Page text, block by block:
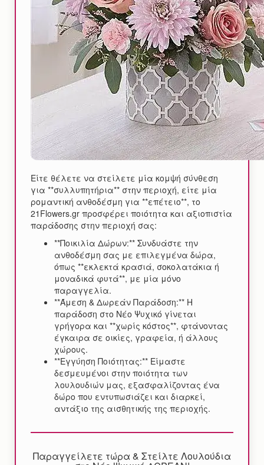
Είτε θέλετε να στείλετε μία κομψή σύνθεση
για **συλλυπητήρια** στην περιοχή, είτε μία
ρομαντική ανθοδέσμη για **επέτειο**, το
21Flowers.gr προσφέρει ποιότητα και αξιοπιστία
παράδοσης στην περιοχή σας:
**Ποικιλία Δώρων:** Συνδυάστε την
ανθοδέσμη σας με επιλεγμένα δώρα,
όπως **εκλεκτά κρασιά, σοκολατάκια ή
μοναδικά φυτά**, με μία μόνο
παραγγελία.
**Άμεση & Δωρεάν Παράδοση:** Η
παράδοση στο Νέο Ψυχικό γίνεται
γρήγορα και **χωρίς κόστος**, φτάνοντας
έγκαιρα σε οικίες, γραφεία, ή άλλους
χώρους.
**Εγγύηση Ποιότητας:** Είμαστε
δεσμευμένοι στην ποιότητα των
λουλουδιών μας, εξασφαλίζοντας ένα
δώρο που εντυπωσιάζει και διαρκεί,
αντάξιο της αισθητικής της περιοχής.
Παραγγείλετε τώρα & Στείλτε Λουλούδια